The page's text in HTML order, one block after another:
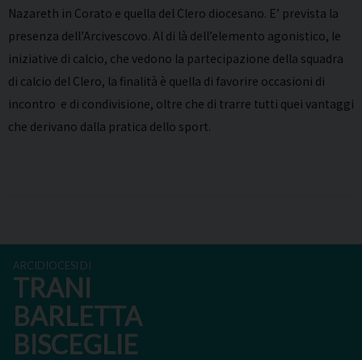
Nazareth in Corato e quella del Clero diocesano. E’ prevista la
presenza dell’Arcivescovo. Al di là dell’elemento agonistico, le
iniziative di calcio, che vedono la partecipazione della squadra
di calcio del Clero, la finalità è quella di favorire occasioni di
incontro e di condivisione, oltre che di trarre tutti quei vantaggi
che derivano dalla pratica dello sport.
ARCIDIOCESI DI
TRANI
BARLETTA
BISCEGLIE